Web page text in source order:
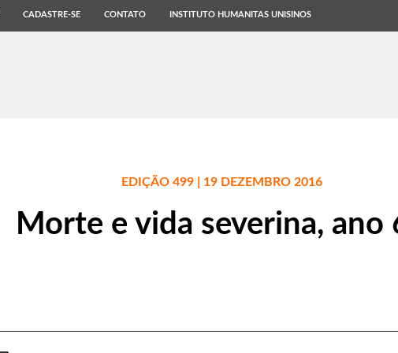
CADASTRE-SE CONTATO INSTITUTO HUMANITAS UNISINOS
EDIÇÃO 499 | 19 DEZEMBRO 2016
Morte e vida severina, ano